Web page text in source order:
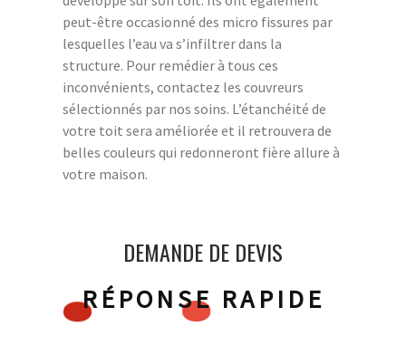
peut-être occasionné des micro fissures par
lesquelles l’eau va s’infiltrer dans la
structure. Pour remédier à tous ces
inconvénients, contactez les couvreurs
sélectionnés par nos soins. L’étanchéité de
votre toit sera améliorée et il retrouvera de
belles couleurs qui redonneront fière allure à
votre maison.
DEMANDE DE DEVIS
RÉPONSE RAPIDE